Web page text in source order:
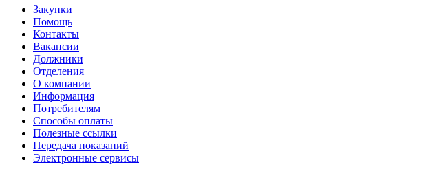
Закупки
Помощь
Контакты
Вакансии
Должники
Отделения
О компании
Информация
Потребителям
Способы оплаты
Полезные ссылки
Передача показаний
Электронные сервисы